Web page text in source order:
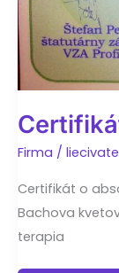
Firma /
Certifikát o
Bachova
terapia